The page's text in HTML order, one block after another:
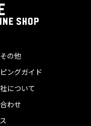
SHOP
の他
ングガイド
について
わせ